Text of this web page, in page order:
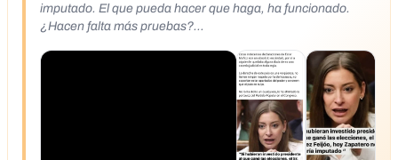
imputado. El que pueda hacer que haga, ha funcionado.
¿Hacen falta más pruebas?
s=12&t=EHJ9Qg1yzLx7HmXAvZkNyA